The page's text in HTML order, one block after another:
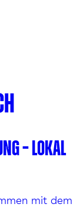
– lokal
mit dem